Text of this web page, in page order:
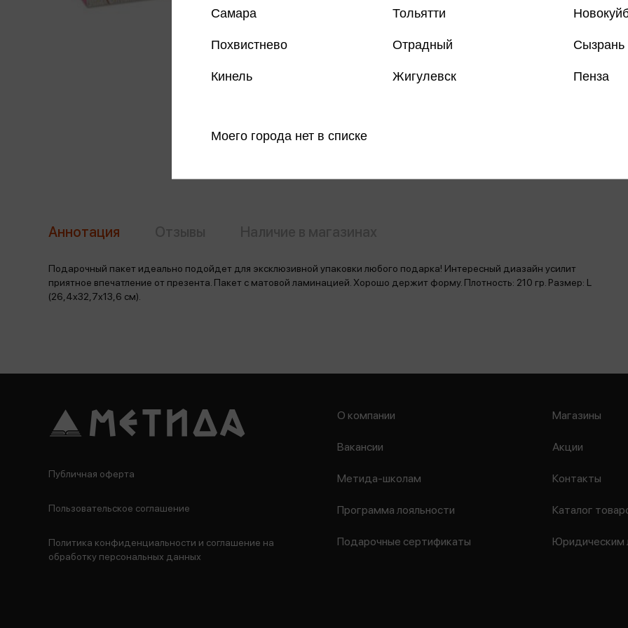
Аннотация
Подарочный пакет идеально подойдет для эксклюзивной упаковки любого подарка! Интересный диазайн усилит
приятное впечатление от презента. Пакет с матовой ламинацией. Хорошо держит форму. Плотность: 210 гр. Размер: L
(26,4x32,7x13,6 см).
Самара Тольятти
Похвистнево Отрадный Сызрань
Кинель Жигулевск Пенза
Моего города нет в списке
О компании
Вакансии
Метида-школам
Программа лояльности
Подарочные сертификаты
Магазины
Акции
Контакты
Каталог
Юридическим
Публичная оферта
Пользовательское соглашение
Политика конфиденциальности и соглашение на
обработку персональных данных